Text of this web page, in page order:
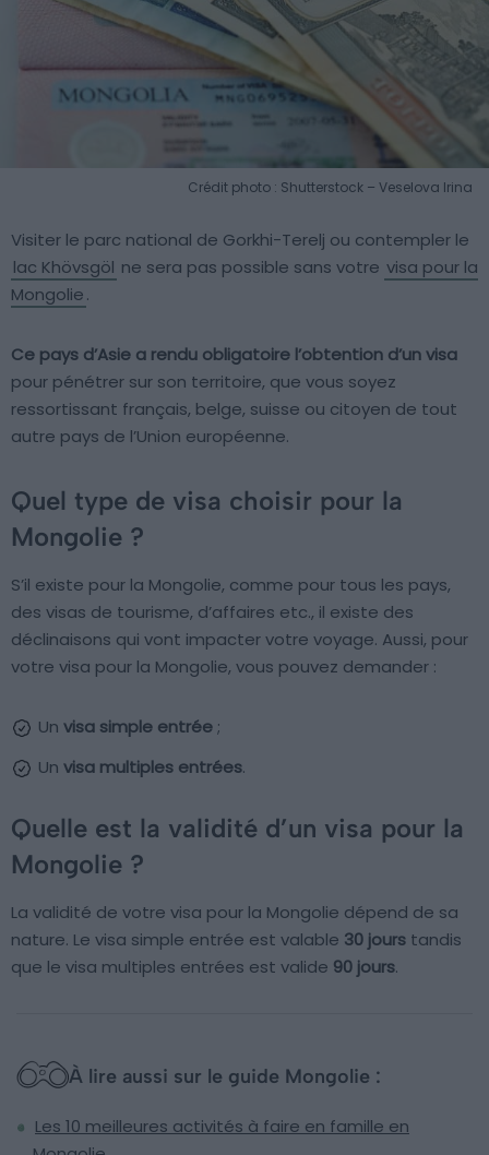
Crédit photo : Shutterstock – Veselova Irina
Visiter le parc national de Gorkhi-Terelj ou contempler le
lac Khövsgöl ne sera pas possible sans votre visa pour la
Mongolie.
Ce pays d’Asie a rendu obligatoire l’obtention d’un visa
pour pénétrer sur son territoire, que vous soyez
ressortissant français, belge, suisse ou citoyen de tout
autre pays de l’Union européenne.
Quel type de visa choisir pour la
Mongolie ?
S’il existe pour la Mongolie, comme pour tous les pays,
des visas de tourisme, d’affaires etc., il existe des
déclinaisons qui vont impacter votre voyage. Aussi, pour
votre visa pour la Mongolie, vous pouvez demander :
Un visa simple entrée;
Un visa multiples entrées.
Quelle est la validité d’un visa pour la
Mongolie ?
La validité de votre visa pour la Mongolie dépend de sa
nature. Le visa simple entrée est valable 30 jours tandis
que le visa multiples entrées est valide 90 jours.
À lire aussi sur le guide Mongolie :
Les 10 meilleures activités à faire en famille en